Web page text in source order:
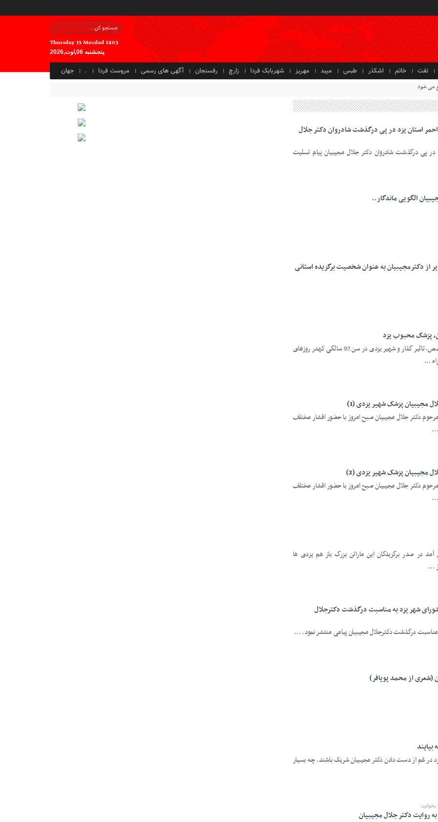
Thursday 15 Mordad 1405
پنجشنبه 06,اوت,2026
تفت خاتم اشکذر طبس میبد مهریز شهربابک فردا زارچ رفسنجان آگهی های رسمی مروست فردا . جهان
استان یزد در پی درگذشت شادروان دکتر جلال
پی درگذشت شادروان دکتر جلال مجیبیان پیام تسلیت
از دکترمجیبیان به عنوان شخصیت برگزیده استانی
پزشک محبوب یزد
یزد فردا :دکتر جلال مجیبیان، پزشک متخصص، تاثیر گذار و شهیر یزدی در سن 92 سالگی کهدر روزهای
...
مجیبیان پزشک شهیر یزدی (1)
مرحوم دکتر جلال مجیبیان صبح امروز با حضور اقشار مختلف
مجیبیان پزشک شهیر یزدی (2)
مرحوم دکتر جلال مجیبیان صبح امروز با حضور اقشار مختلف
آمد در صدر برگزیدگان این ماراتن بزرگ باز هم یزدی ها
...
شهر یزد به مناسبت درگذشت دکترجلال
درگذشت دکترجلال مجیبیان پیامی منتشر نمود. ...
(شعری از محمد پويافر)
در غم از دست دادن دکتر مجیبیان شریک باشند. چه بسیار
روایت دکتر جلال مجیبیان